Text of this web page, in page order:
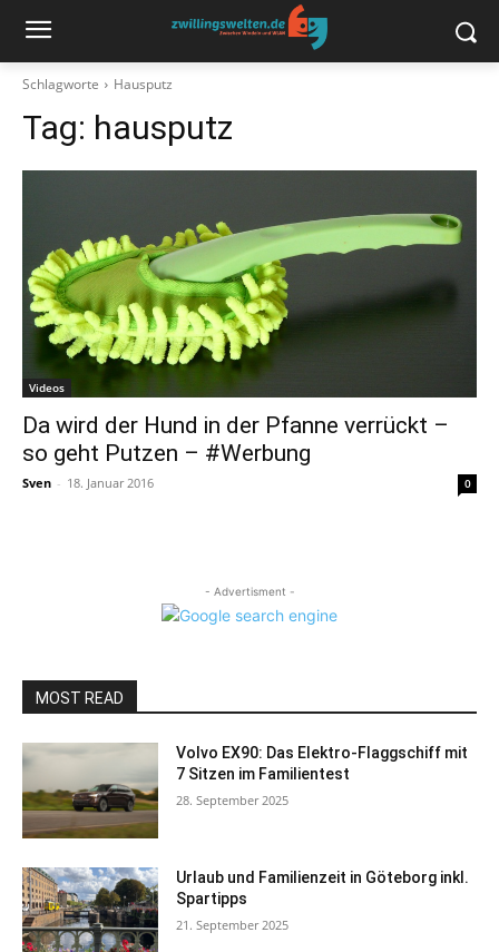
Schlagworte Hausputz
Tag: hausputz
Videos
Da wird der Hund in der Pfanne verrückt –
so geht Putzen – #Werbung
Sven - 18. Januar 2016 0
- Advertisment -
MOST READ
Volvo EX90: Das Elektro-Flaggschiff mit
7 Sitzen im Familientest
28. September 2025
Urlaub und Familienzeit in Göteborg inkl.
Spartipps
21. September 2025